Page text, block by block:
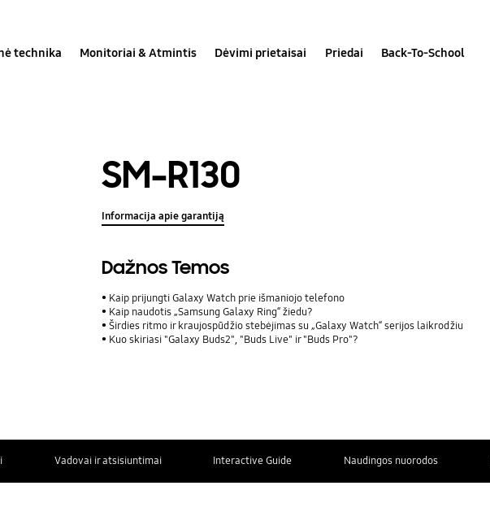
technika Monitoriai & Atmintis Dėvimi prietaisai Priedai Back-To-School
SM-R130
Informacija apie garantiją
Dažnos Temos
Kaip prijungti Galaxy Watch prie išmaniojo telefono
Kaip naudotis „Samsung Galaxy Ring“ žiedu?
Širdies ritmo ir kraujospūdžio stebėjimas su „Galaxy Watch“ serijos laikrodžiu
Kuo skiriasi "Galaxy Buds2", "Buds Live" ir "Buds Pro"?
Vadovai ir atsisiuntimai Interactive Guide Naudingos nuorodos